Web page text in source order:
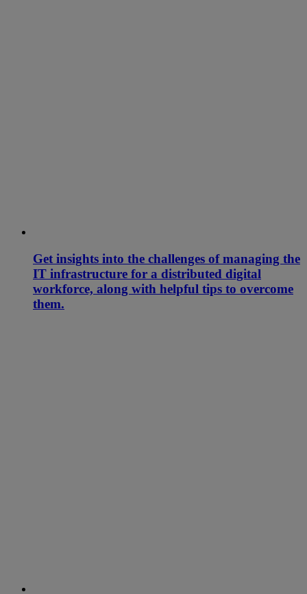
Get insights into the challenges of managing the
IT infrastructure for a distributed digital
workforce, along with helpful tips to overcome
them.